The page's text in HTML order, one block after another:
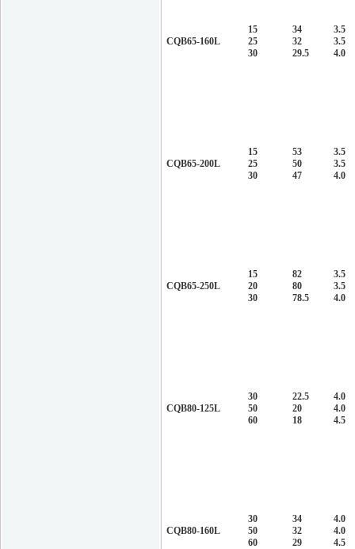
CQB65-160L
15
25
30
34
32
29.5
3.5
3.5
4.0
CQB65-200L
15
25
30
53
50
47
3.5
3.5
4.0
CQB65-250L
15
20
30
82
80
78.5
3.5
3.5
4.0
CQB80-125L
30
50
60
22.5
20
18
4.0
4.0
4.5
CQB80-160L
30
50
60
34
32
29
4.0
4.0
4.5